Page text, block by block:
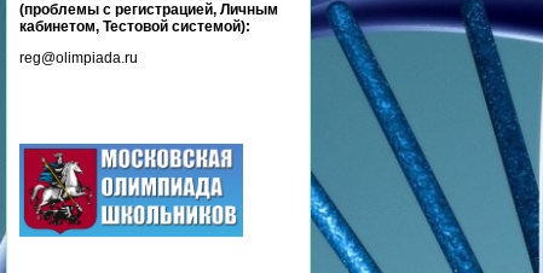
(проблемы с регистрацией, Личным
кабинетом, Тестовой системой):
reg@olimpiada.ru